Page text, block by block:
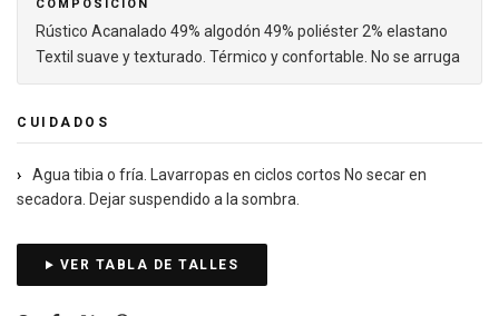
COMPOSICIÓN
Rústico Acanalado 49% algodón 49% poliéster 2% elastano
Textil suave y texturado. Térmico y confortable. No se arruga
CUIDADOS
›
Agua tibia o fría. Lavarropas en ciclos cortos No secar en
secadora. Dejar suspendido a la sombra.
VER TABLA DE TALLES